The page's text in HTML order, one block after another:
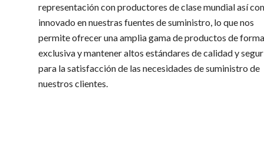
representación con productores de clase mundial así
innovado en nuestras fuentes de suministro, lo que nos
permite ofrecer una amplia gama de productos de forma
exclusiva y mantener altos estándares de calidad y
para la satisfacción de las necesidades de suministro de
nuestros clientes.